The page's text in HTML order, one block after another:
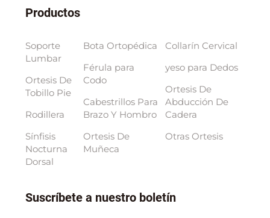
Productos
Soporte
Lumbar
Ortesis De
Tobillo Pie
Rodillera
Sínfisis
Nocturna
Dorsal
Bota Ortopédica
Férula para
Codo
Cabestrillos Para
Brazo Y Hombro
Ortesis De
Muñeca
Collarín Cervical
yeso para Dedos
Ortesis De
Abducción De
Cadera
Otras Ortesis
Suscríbete a nuestro boletín